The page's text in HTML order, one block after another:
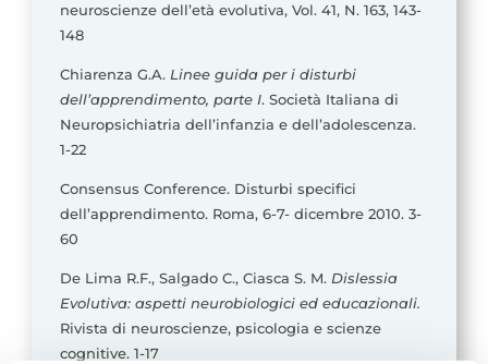
neuroscienze dell’età evolutiva, Vol. 41, N. 163, 143-
148
Chiarenza G.A. Linee guida per i disturbi
dell’apprendimento, parte I. Società Italiana di
Neuropsichiatria dell’infanzia e dell’adolescenza.
1-22
Consensus Conference. Disturbi specifici
dell’apprendimento. Roma, 6-7- dicembre 2010. 3-
60
De Lima R.F., Salgado C., Ciasca S. M. Dislessia
Evolutiva: aspetti neurobiologici ed educazionali.
Rivista di neuroscienze, psicologia e scienze
cognitive. 1-17